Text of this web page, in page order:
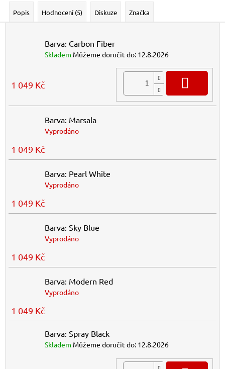
Popis Hodnocení (5) Diskuze Značka
Barva: Carbon Fiber
Skladem Můžeme doručit do: 12.8.2026
1 049 Kč
Barva: Marsala
Vyprodáno
1 049 Kč
Barva: Pearl White
Vyprodáno
1 049 Kč
Barva: Sky Blue
Vyprodáno
1 049 Kč
Barva: Modern Red
Vyprodáno
1 049 Kč
Barva: Spray Black
Skladem Můžeme doručit do: 12.8.2026